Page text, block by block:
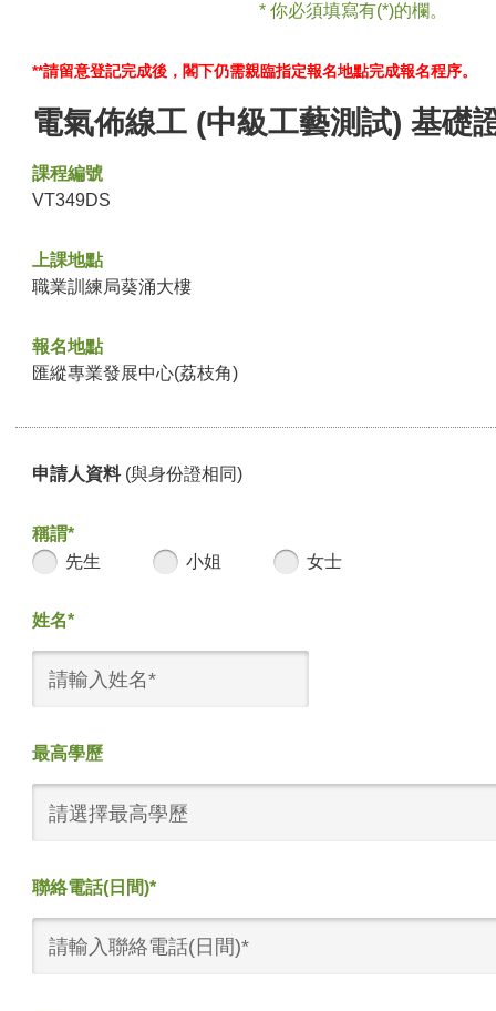
* 你必須填寫有(*)的欄。
**請留意登記完成後，閣下仍需親臨指定報名地點完成報名程序。
電氣佈線工 (中級工藝測試) 基礎
課程編號
VT349DS
上課地點
職業訓練局葵涌大樓
報名地點
匯縱專業發展中心(荔枝角)
申請人資料 (與身份證相同)
稱謂*
先生
小姐 女士
姓名*
最高學歷
請選擇最高學歷
聯絡電話(日間)*